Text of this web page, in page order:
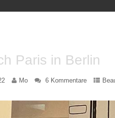
Paris in Berlin
Mo 6 Kommentare